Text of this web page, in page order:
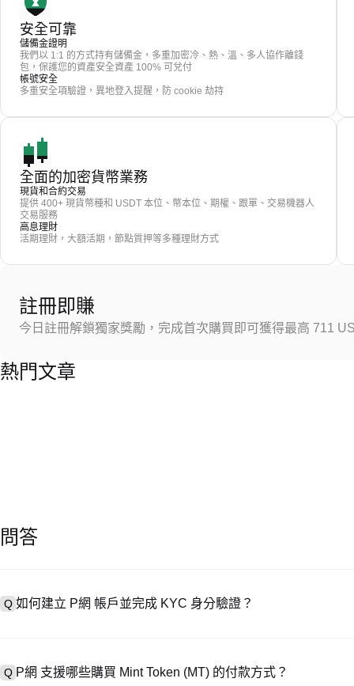
安全可靠
儲備金證明
我們以 1:1 的方式持有儲備金，多重加密冷、熱、溫、多人協作離錢
包，保護您的資產安全資產 100% 可兌付
帳號安全
多重安全項驗證，異地登入提醒，防 cookie 劫持
全面的加密貨幣業務
現貨和合約交易
提供 400+ 現貨幣種和 USDT 本位、幣本位、期權、跟單、交易機器人
交易服務
高息理財
活期理財，大額活期，節點質押等多種理財方式
註冊即賺
今日註冊解鎖獨家獎勵，完成首次購買即可獲得最高 711
熱門文章
問答
Q 如何建立 P網 帳戶並完成 KYC 身分驗證？
Q P網 支援哪些購買 Mint Token (MT) 的付款方式？